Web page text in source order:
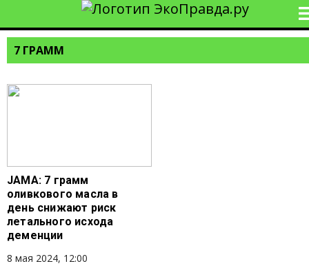
7 ГРАММ
JAMA: 7 грамм
оливкового масла в
день снижают риск
летального исхода
деменции
8 мая 2024, 12:00